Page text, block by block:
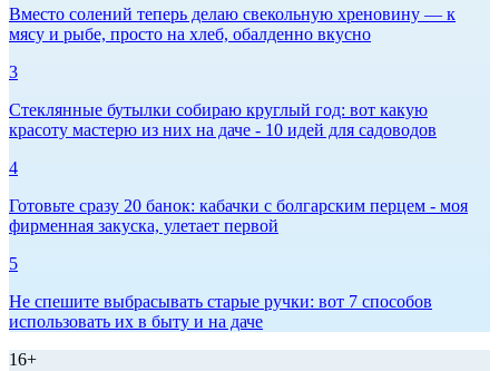
Вместо солений теперь делаю свекольную хреновину — к
мясу и рыбе, просто на хлеб, обалденно вкусно
3
Стеклянные бутылки собираю круглый год: вот какую
красоту мастерю из них на даче - 10 идей для садоводов
4
Готовьте сразу 20 банок: кабачки с болгарским перцем - моя
фирменная закуска, улетает первой
5
Не спешите выбрасывать старые ручки: вот 7 способов
использовать их в быту и на даче
16+